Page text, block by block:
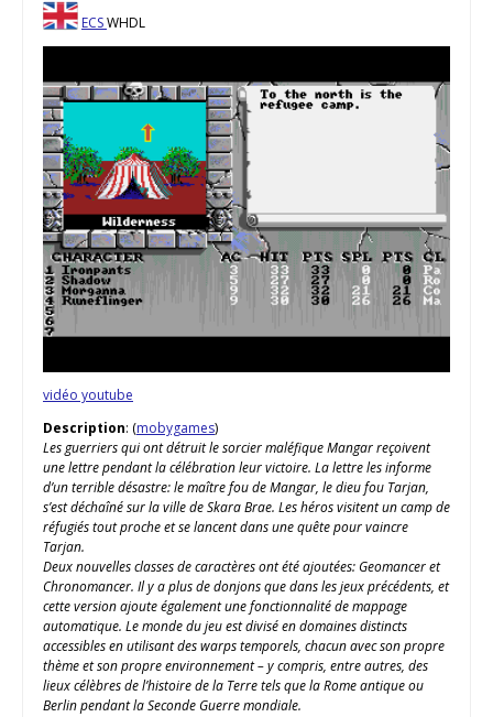
ECSWHDL
vidéo youtube
Description: (mobygames)
Les guerriers qui ont détruit le sorcier maléfique Mangar reçoivent
une lettre pendant la célébration leur victoire. La lettre les informe
d’un terrible désastre: le maître fou de Mangar, le dieu fou Tarjan,
s’est déchaîné sur la ville de Skara Brae. Les héros visitent un camp de
réfugiés tout proche et se lancent dans une quête pour vaincre
Tarjan.
Deux nouvelles classes de caractères ont été ajoutées: Geomancer et
Chronomancer. Il y a plus de donjons que dans les jeux précédents, et
cette version ajoute également une fonctionnalité de mappage
automatique. Le monde du jeu est divisé en domaines distincts
accessibles en utilisant des warps temporels, chacun avec son propre
thème et son propre environnement – y compris, entre autres, des
lieux célèbres de l’histoire de la Terre tels que la Rome antique ou
Berlin pendant la Seconde Guerre mondiale.